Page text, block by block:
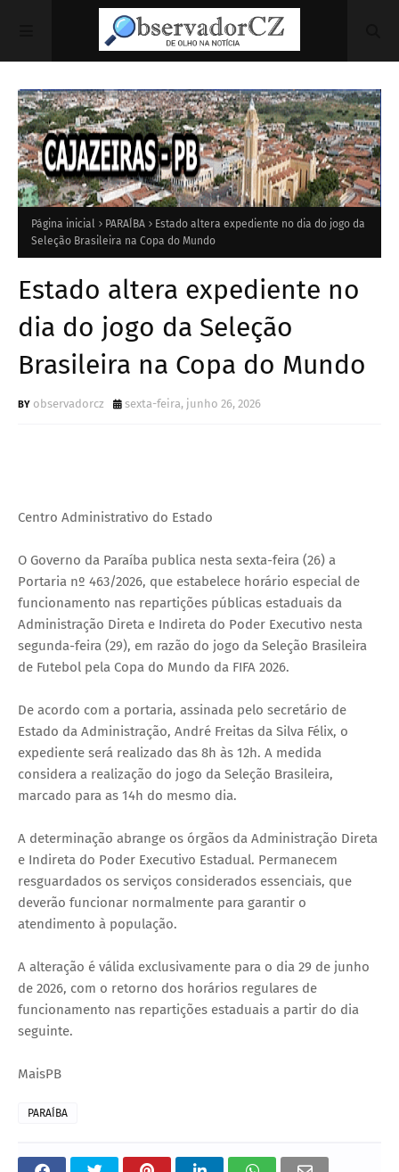
Página inicial PARAÍBA
Estado altera expediente no dia do jogo da
Seleção Brasileira na Copa do Mundo
Estado altera expediente no
dia do jogo da Seleção
Brasileira na Copa do Mundo
observadorcz sexta-feira, junho 26, 2026
Centro Administrativo do Estado
O Governo da Paraíba publica nesta sexta-feira (26) a
Portaria nº 463/2026, que estabelece horário especial de
funcionamento nas repartições públicas estaduais da
Administração Direta e Indireta do Poder Executivo nesta
segunda-feira (29), em razão do jogo da Seleção Brasileira
de Futebol pela Copa do Mundo da FIFA 2026.
De acordo com a portaria, assinada pelo secretário de
Estado da Administração, André Freitas da Silva Félix, o
expediente será realizado das 8h às 12h. A medida
considera a realização do jogo da Seleção Brasileira,
marcado para as 14h do mesmo dia.
A determinação abrange os órgãos da Administração Direta
e Indireta do Poder Executivo Estadual. Permanecem
resguardados os serviços considerados essenciais, que
deverão funcionar normalmente para garantir o
atendimento à população.
A alteração é válida exclusivamente para o dia 29 de junho
de 2026, com o retorno dos horários regulares de
funcionamento nas repartições estaduais a partir do dia
seguinte.
MaisPB
PARAÍBA